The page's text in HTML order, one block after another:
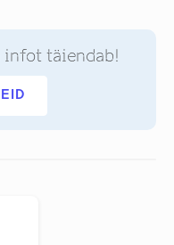
infot täiendab!